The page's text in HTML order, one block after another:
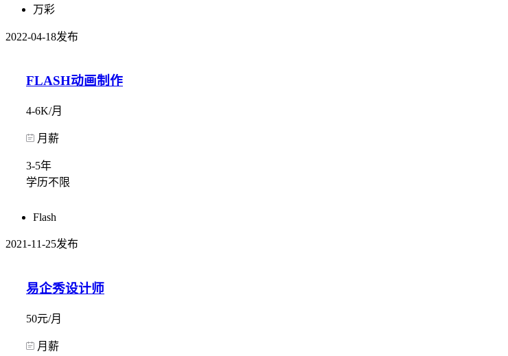
万彩
2022-04-18发布
FLASH动画制作
4-6K/月
月薪
3-5年
学历不限
Flash
2021-11-25发布
易企秀设计师
50元/月
月薪